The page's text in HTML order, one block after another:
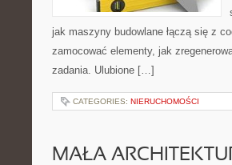
jak maszyny budowlane łączą się z
zamocować elementy, jak
zadania. Ulubione […]
CATEGORIES: NIERUCHOMOŚCI
MAŁA